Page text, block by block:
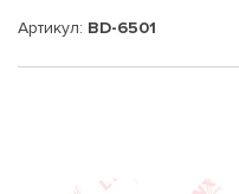
Артикул: BD-6501